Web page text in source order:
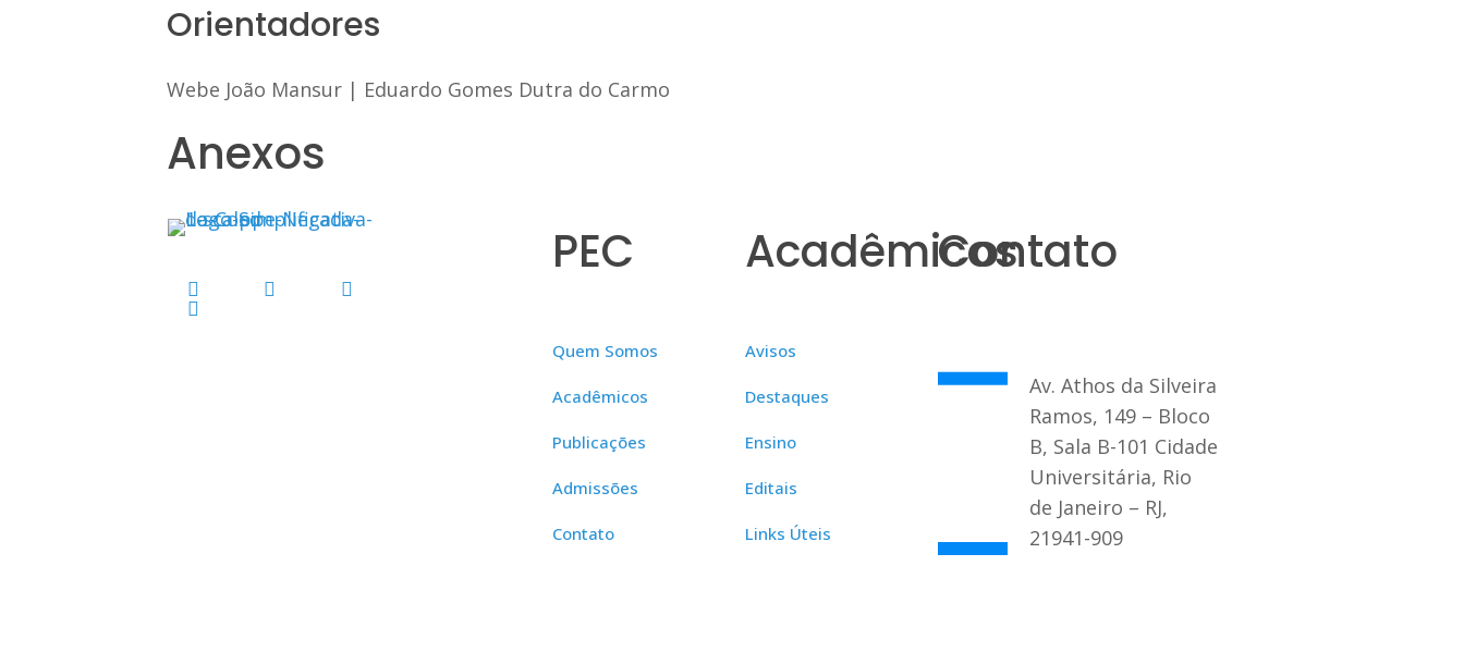
Orientadores
Webe João Mansur| Eduardo Gomes Dutra do Carmo
Anexos
PEC
Quem Somos
Acadêmicos
Publicações
Admissões
Contato
Acadêmicos
Avisos
Destaques
Ensino
Editais
Links Úteis
Contato
Av. Athos da Silveira
Ramos, 149 – Bloco
B, Sala B-101 Cidade
Universitária, Rio
de Janeiro – RJ,
21941-909